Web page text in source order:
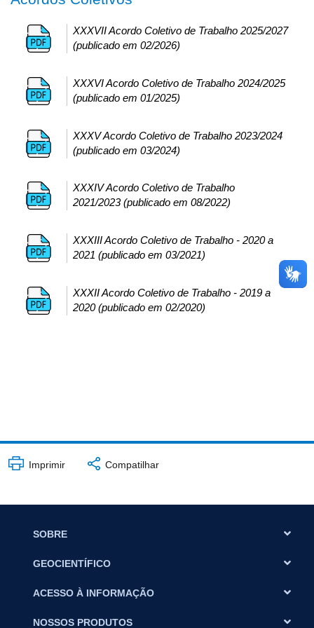
XXXVII Acordo Coletivo de Trabalho 2025/2027
(publicado em 02/2026)
XXXVI Acordo Coletivo de Trabalho 2024/2025
(publicado em 01/2025)
XXXV Acordo Coletivo de Trabalho 2023/2024
(publicado em 03/2024)
XXXIV Acordo Coletivo de Trabalho
2021/2023 (publicado em 08/2022)
XXXIII Acordo Coletivo de Trabalho - 2020 a
2021 (publicado em 03/2021)
XXXII Acordo Coletivo de Trabalho - 2019 a
2020 (publicado em 02/2020)
Imprimir Compatilhar
SOBRE
GEOCIENTÍFICO
ACESSO À INFORMAÇÃO
NOSSOS PRODUTOS